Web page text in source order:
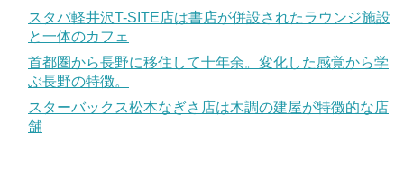
スタバ軽井沢T-SITE店は書店が併設されたラウンジ施設
と一体のカフェ
首都圏から長野に移住して十年余。変化した感覚から学
ぶ長野の特徴。
スターバックス松本なぎさ店は木調の建屋が特徴的な店
舗